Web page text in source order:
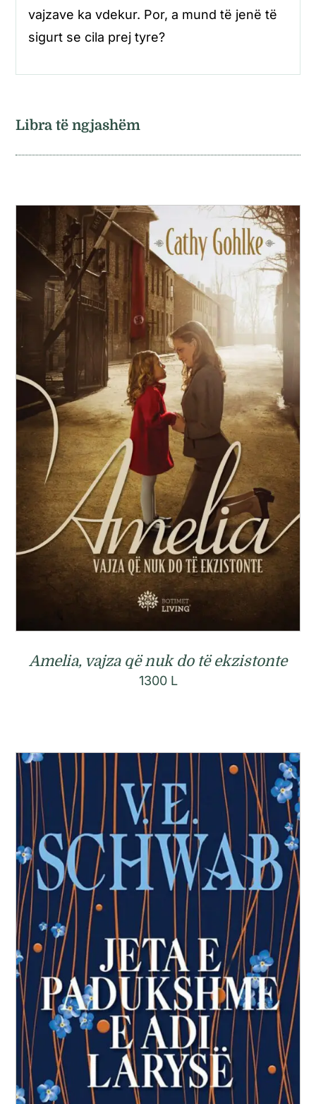
vajzave ka vdekur. Por, a mund të jenë të
sigurt se cila prej tyre?
Libra të ngjashëm
Amelia, vajza që nuk do të ekzistonte
1300 L